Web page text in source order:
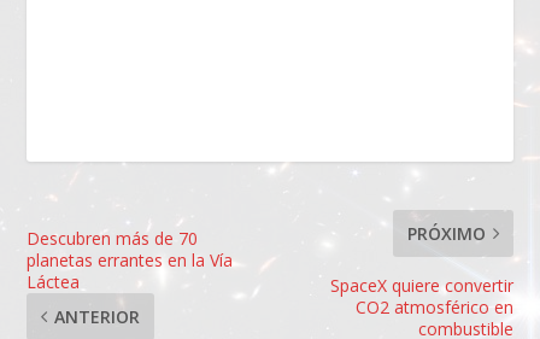
Descubren más de 70
planetas errantes en la Vía
Láctea
ANTERIOR
PRÓXIMO
SpaceX quiere convertir
CO2 atmosférico en
combustible